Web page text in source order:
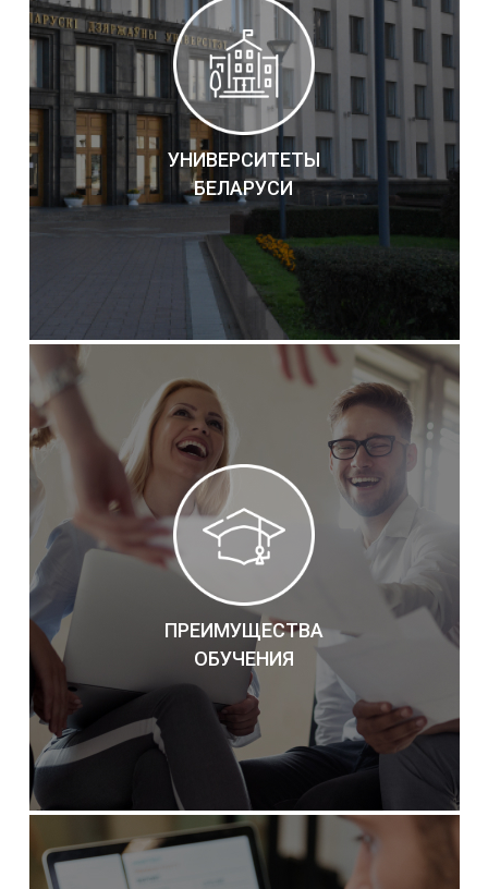
УНИВЕРСИТЕТЫ
БЕЛАРУСИ
ПРЕИМУЩЕСТВА
ОБУЧЕНИЯ